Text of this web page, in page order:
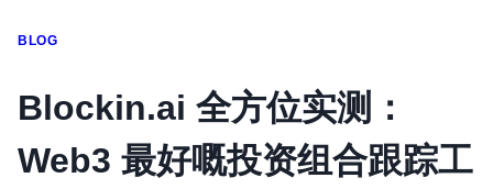
โทรศัพท์มือถือ
อุปกรณ์เสริมโทรศัพท์
สินค้าตามแบรนด์
BLOG
Blockin.ai 全方位实测：
Web3 最好嘅投资组合跟踪工